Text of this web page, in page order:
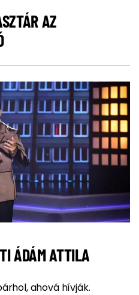
AZ
ÁDÁM ATTILA
ahová hívják.